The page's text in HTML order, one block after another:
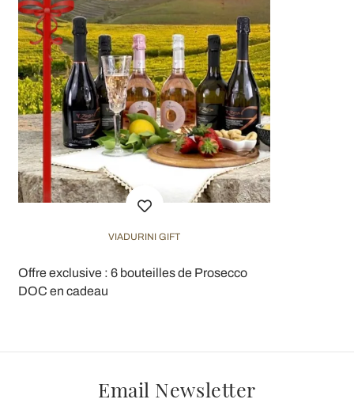
VIADURINI GIFT
Offre exclusive : 6 bouteilles de Prosecco
DOC en cadeau
Email Newsletter